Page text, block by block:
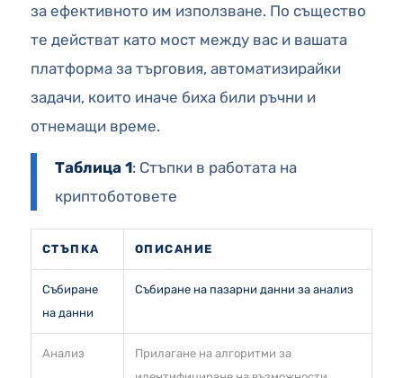
за ефективното им използване. По същество
те действат като мост между вас и вашата
платформа за търговия, автоматизирайки
задачи, които иначе биха били ръчни и
отнемащи време.
Таблица 1: Стъпки в работата на
криптоботовете
СТЪПКА ОПИСАНИЕ
Събиране
на данни
Събиране на пазарни данни за анализ
Анализ
Прилагане на алгоритми за